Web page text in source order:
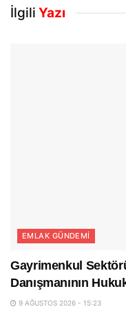
İlgili Yazı
EMLAK GÜNDEMI
Gayrimenkul
Danışmanının
9 AĞUSTOS 2026 - 15:23